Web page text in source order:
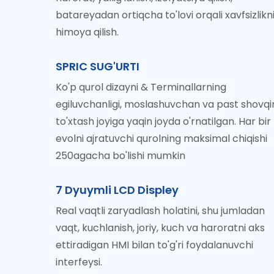
batareyadan ortiqcha to'lovi orqali xavfsizlikni
himoya qilish.
SPRIC SUG'URTI
Ko'p qurol dizayni & Terminallarning
egiluvchanligi, moslashuvchan va past
to'xtash joyiga yaqin joyda o'rnatilgan. Har bir
evolni ajratuvchi qurolning maksimal chiqishi
250agacha bo'lishi mumkin
7 Dyuymli LCD Displey
Real vaqtli zaryadlash holatini, shu jumladan
vaqt, kuchlanish, joriy, kuch va haroratni aks
ettiradigan HMI bilan to'g'ri foydalanuvchi
interfeysi.